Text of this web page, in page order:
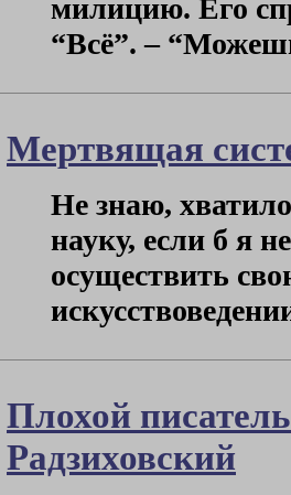
милицию. Его
“Всё”. –
Мертвящая
Не знаю,
науку, если б я
осуществить
Плохой
Радзиховский